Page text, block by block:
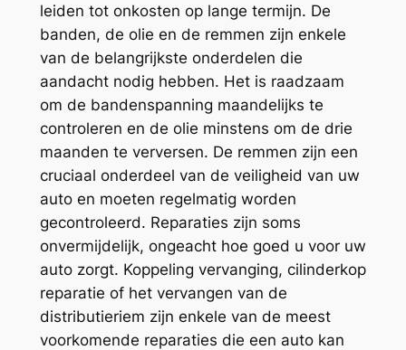
leiden tot onkosten op lange termijn. De
banden, de olie en de remmen zijn enkele
van de belangrijkste onderdelen die
aandacht nodig hebben. Het is raadzaam
om de bandenspanning maandelijks te
controleren en de olie minstens om de drie
maanden te verversen. De remmen zijn een
cruciaal onderdeel van de veiligheid van uw
auto en moeten regelmatig worden
gecontroleerd. Reparaties zijn soms
onvermijdelijk, ongeacht hoe goed u voor uw
auto zorgt. Koppeling vervanging, cilinderkop
reparatie of het vervangen van de
distributieriem zijn enkele van de meest
voorkomende reparaties die een auto kan